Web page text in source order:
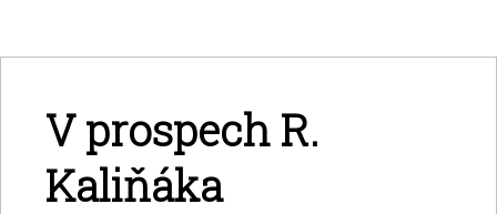
O MNE
V prospech R.
Kaliňáka